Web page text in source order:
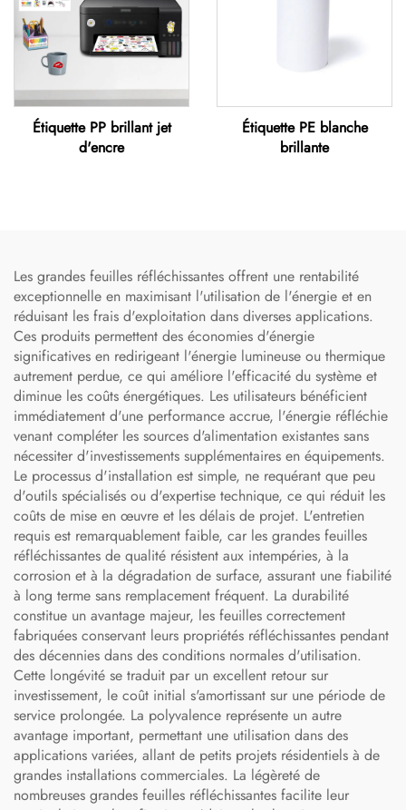
Étiquette PP brillant jet
d'encre
Étiquette PE blanche
brillante
Les grandes feuilles réfléchissantes offrent une rentabilité
exceptionnelle en maximisant l'utilisation de l'énergie et en
réduisant les frais d'exploitation dans diverses applications.
Ces produits permettent des économies d'énergie
significatives en redirigeant l'énergie lumineuse ou thermique
autrement perdue, ce qui améliore l'efficacité du système et
diminue les coûts énergétiques. Les utilisateurs bénéficient
immédiatement d'une performance accrue, l'énergie réfléchie
venant compléter les sources d'alimentation existantes sans
nécessiter d'investissements supplémentaires en équipements.
Le processus d'installation est simple, ne requérant que peu
d'outils spécialisés ou d'expertise technique, ce qui réduit les
coûts de mise en œuvre et les délais de projet. L'entretien
requis est remarquablement faible, car les grandes feuilles
réfléchissantes de qualité résistent aux intempéries, à la
corrosion et à la dégradation de surface, assurant une fiabilité
à long terme sans remplacement fréquent. La durabilité
constitue un avantage majeur, les feuilles correctement
fabriquées conservant leurs propriétés réfléchissantes pendant
des décennies dans des conditions normales d'utilisation.
Cette longévité se traduit par un excellent retour sur
investissement, le coût initial s'amortissant sur une période de
service prolongée. La polyvalence représente un autre
avantage important, permettant une utilisation dans des
applications variées, allant de petits projets résidentiels à de
grandes installations commerciales. La légèreté de
nombreuses grandes feuilles réfléchissantes facilite leur